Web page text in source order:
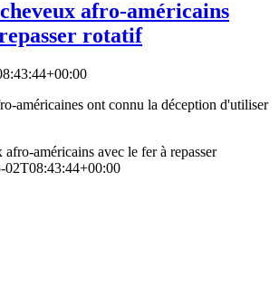
afro-américains
rotatif
américaines ont connu la déception d'utiliser
américains avec le fer à repasser
02T08:43:44+00:00